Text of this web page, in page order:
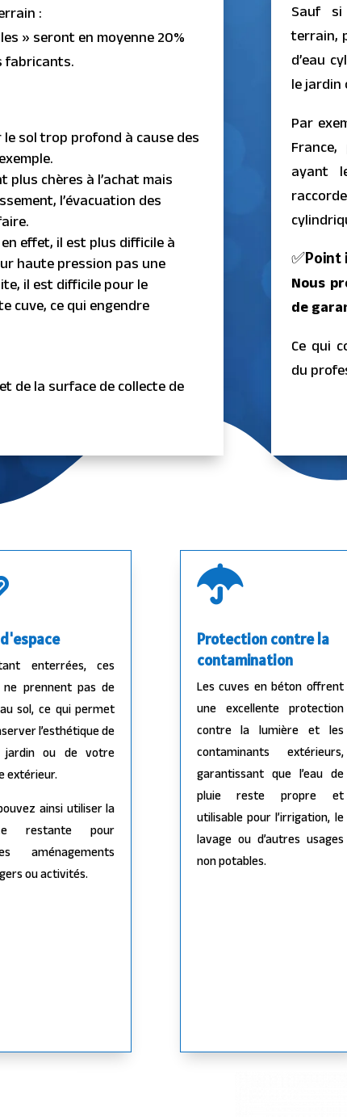
:
» seront en moyenne 20%
fabricants.
sol trop profond à cause des
plus chères à l’achat mais
l’évacuation des
effet, il est plus difficile à
haute pression pas une
il est difficile pour le
cuve, ce qui engendre
de la surface de collecte de
Sauf
terrain,
d’eau
le jardin
Par
ayant
Nous
de
Ce qui
du
enterrées, ces
ne prennent pas de
sol, ce qui permet
l’esthétique de
ou de votre
extérieur.
ainsi utiliser la
restante pour
aménagements
ou activités.

Protection contre la
contamination
Les cuves en béton offrent
une excellente protection
contre la lumière et les
contaminants extérieurs,
garantissant que l’eau de
pluie reste propre et
utilisable pour l’irrigation, le
lavage ou d’autres usages
non potables.